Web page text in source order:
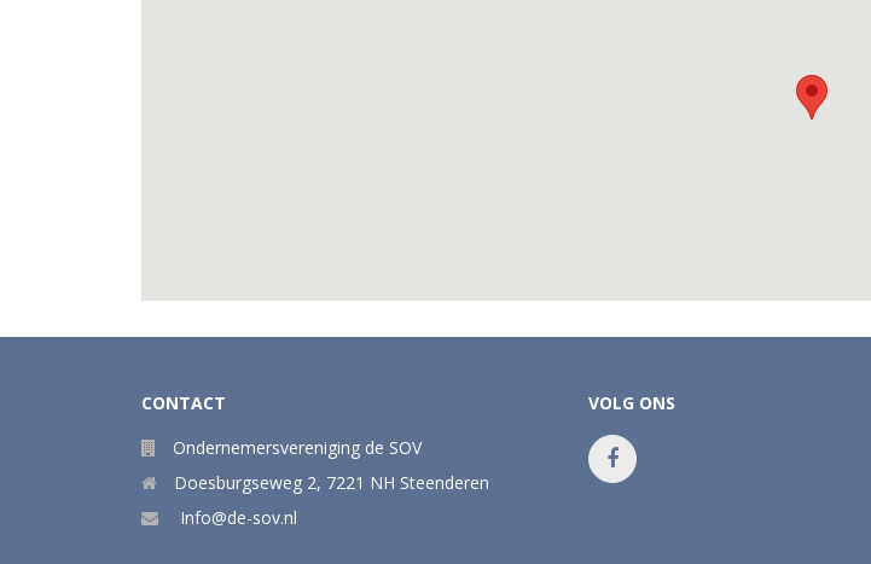
CONTACT
Ondernemersvereniging de SOV
Doesburgseweg 2, 7221 NH Steenderen
Info@de-sov.nl
VOLG ONS